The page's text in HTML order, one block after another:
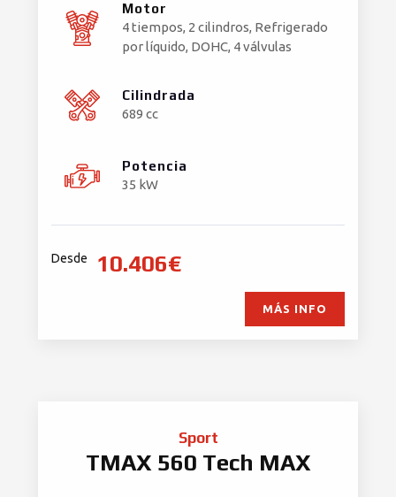
Motor
4 tiempos, 2 cilindros, Refrigerado
por líquido, DOHC, 4 válvulas
Cilindrada
689 cc
Potencia
35 kW
Desde 10.406€
MÁS INFO
Sport
TMAX 560 Tech MAX